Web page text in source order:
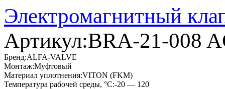
Электромагнитный
Артикул:BRA-21-008
Бренд:ALFA-VALVE
Монтаж:Муфтовый
Материал уплотнения:VITON (FKM)
Температура рабочей среды, °C:-20 — 120